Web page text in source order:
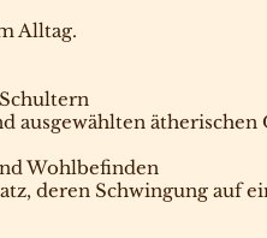
Alltag.
ausgewählten
Wohlbefinden
deren Schwingung auf